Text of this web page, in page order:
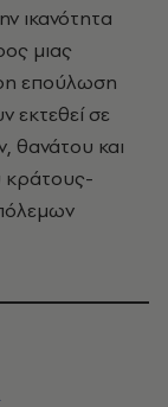
ικανότητα
μιας
επούλωση
εκτεθεί σε
θανάτου και
κράτους-